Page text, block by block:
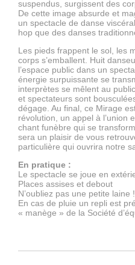
suspendus, surgissent des
De cette image absurde et
un spectacle de danse
hop que des danses
Les pieds frappent le sol, les
corps s’emballent. Huit
l’espace public dans un
énergie surpuissante se
interprètes se mêlent au
et spectateurs sont
dégage. Au final, ce Mirage
révolution, un appel à l’union
chant funèbre qui se
sera un plaisir de vous
particulière qui ouvrira notre
En pratique :
Le spectacle se joue en
Places assises et debout
N’oubliez pas une petite laine !
En cas de pluie un repli est
« manège » de la Société